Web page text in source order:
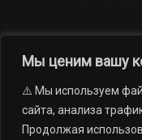
Мы ценим вашу
⚠️ Мы используем
сайта, анализа
Продолжая
Новости
АРХИВ
16+